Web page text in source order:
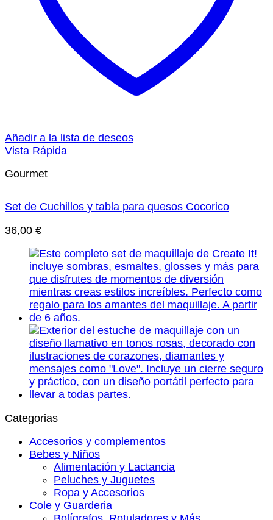
Añadir a la lista de deseos
Vista Rápida
Gourmet
Set de Cuchillos y tabla para quesos Cocorico
36,00 €
Categorias
Accesorios y complementos
Bebes y Niños
Alimentación y Lactancia
Peluches y Juguetes
Ropa y Accesorios
Cole y Guarderia